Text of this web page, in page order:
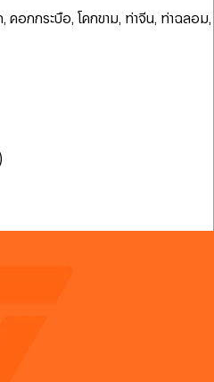
คอกกระบือ, โคกขาม, ท่าจีน, ท่าฉลอม,